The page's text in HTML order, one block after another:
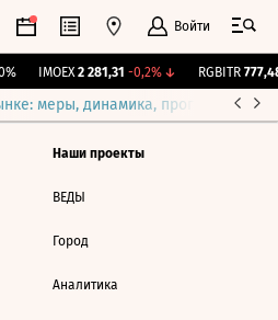
Войти
IMOEX 2 281,31 -0,2%↓ RGBITR 777,48
меры, динамика, прогнозы
Наши проекты
ВЕДЫ
Город
Аналитика